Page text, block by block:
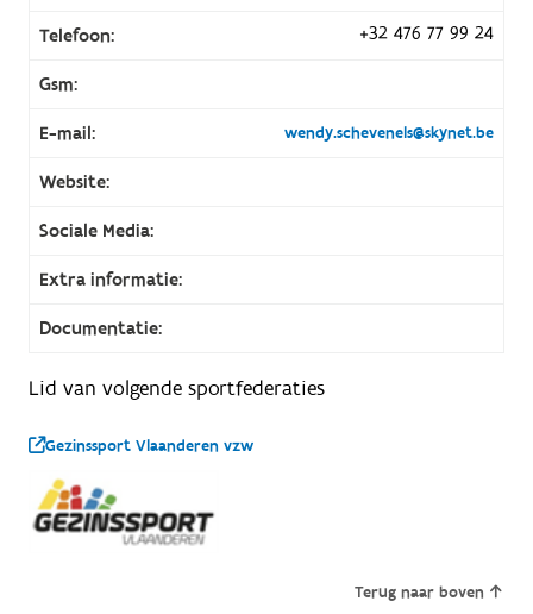
Telefoon: +32 476 77 99 24
Gsm:
E-mail: wendy.schevenels@skynet.be
Website:
Sociale Media:
Extra informatie:
Documentatie:
Lid van volgende sportfederaties
Gezinssport Vlaanderen vzw
Terug naar boven